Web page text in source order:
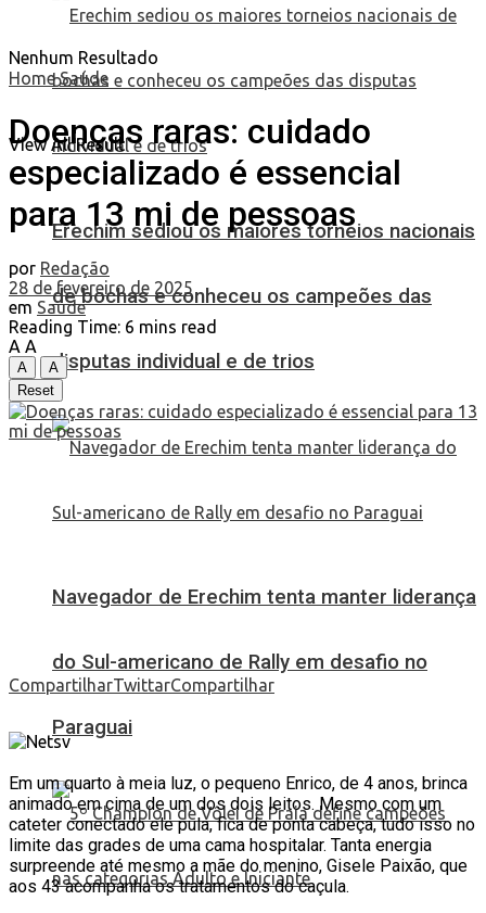
Erechim sediou os maiores torneios nacionais
de bochas e conheceu os campeões das
disputas individual e de trios
Navegador de Erechim tenta manter liderança
do Sul-americano de Rally em desafio no
Paraguai
Nenhum Resultado
View All Result
Home Saúde
Doenças raras: cuidado
especializado é essencial
para 13 mi de pessoas
por Redação
28 de fevereiro de 2025
em Saúde
Reading Time: 6 mins read
A A
A
A
Reset
CompartilharTwittarCompartilhar
Em um quarto à meia luz, o pequeno Enrico, de 4 anos, brinca
animado em cima de um dos dois leitos. Mesmo com um
cateter conectado ele pula, fica de ponta cabeça, tudo isso no
limite das grades de uma cama hospitalar. Tanta energia
surpreende até mesmo a mãe do menino, Gisele Paixão, que
aos 43 acompanha os tratamentos do caçula.